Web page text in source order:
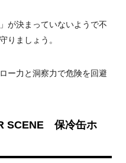
が決まっていないようで不
りましょう。
ー力と洞察力で危険を回避
SCENE 保冷缶ホ